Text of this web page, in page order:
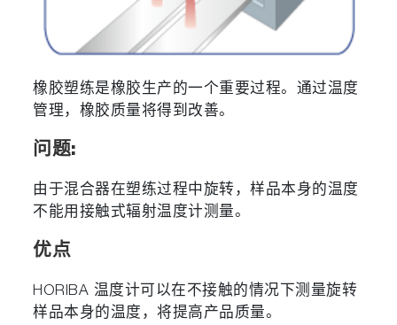
橡胶塑练是橡胶生产的一个重要过程。通过温度
管理，橡胶质量将得到改善。
问题:
由于混合器在塑练过程中旋转，样品本身的温度
不能用接触式辐射温度计测量。
优点
HORIBA 温度计可以在不接触的情况下测量旋转
样品本身的温度，将提高产品质量。